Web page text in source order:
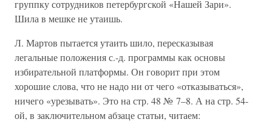
группку сотрудников петербургской «Нашей Зари».
Шила в мешке не утаишь.
Л. Мартов пытается утаить шило, пересказывая
легальные положения с.-д. программы как основы
избирательной платформы. Он говорит при этом
хорошие слова, что не надо ни от чего «отказываться»,
ничего «урезывать». Это на стр. 48 № 7–8. А на стр. 54-
ой, в заключительном абзаце статьи, читаем: